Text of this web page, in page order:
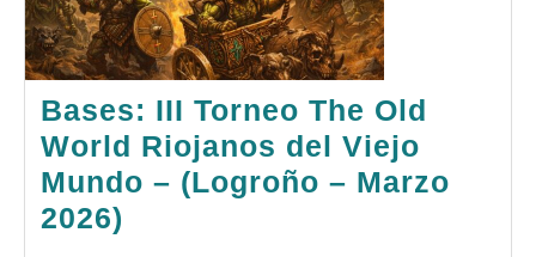
Bases: III Torneo The Old
World Riojanos del Viejo
Mundo – (Logroño – Marzo
2026)